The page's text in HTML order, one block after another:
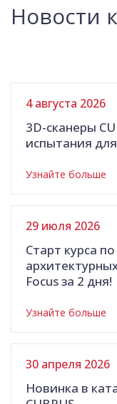
Новости
4 августа 2026
3D-сканеры
испытания
Узнайте больше
29 июля 2026
Старт курса
Focus за 2 дня!
Узнайте больше
30 апреля 2026
Новинка в